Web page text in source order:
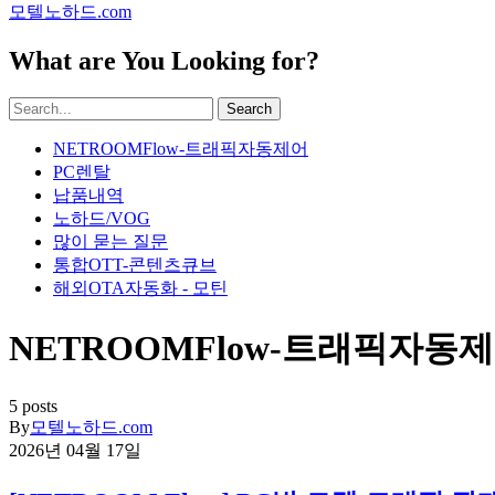
모텔노하드.com
What are You Looking for?
Search
NETROOMFlow-트래픽자동제어
PC렌탈
납품내역
노하드/VOG
많이 묻는 질문
통합OTT-콘텐츠큐브
해외OTA자동화 - 모틴
NETROOMFlow-트래픽자동
5 posts
By모텔노하드.com
2026년 04월 17일